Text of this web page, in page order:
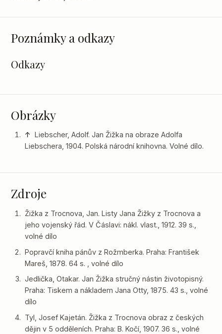
Poznámky a odkazy
Odkazy
Obrázky
↑ Liebscher, Adolf. Jan Žižka na obraze Adolfa
Liebschera, 1904. Polská národní knihovna. Volné dílo.
Zdroje
Žižka z Trocnova, Jan. Listy Jana Žižky z Trocnova a
jeho vojenský řád. V Čáslavi: nákl. vlast., 1912. 39 s.,
volné dílo
Popravčí kniha pánův z Rožmberka. Praha: František
Mareš, 1878. 64 s. , volné dílo
Jedlička, Otakar. Jan Žižka stručný nástin životopisný.
Praha: Tiskem a nákladem Jana Otty, 1875. 43 s., volné
dílo
Tyl, Josef Kajetán. Žižka z Trocnova obraz z českých
dějin v 5 odděleních. Praha: B. Kočí, 1907. 36 s., volné